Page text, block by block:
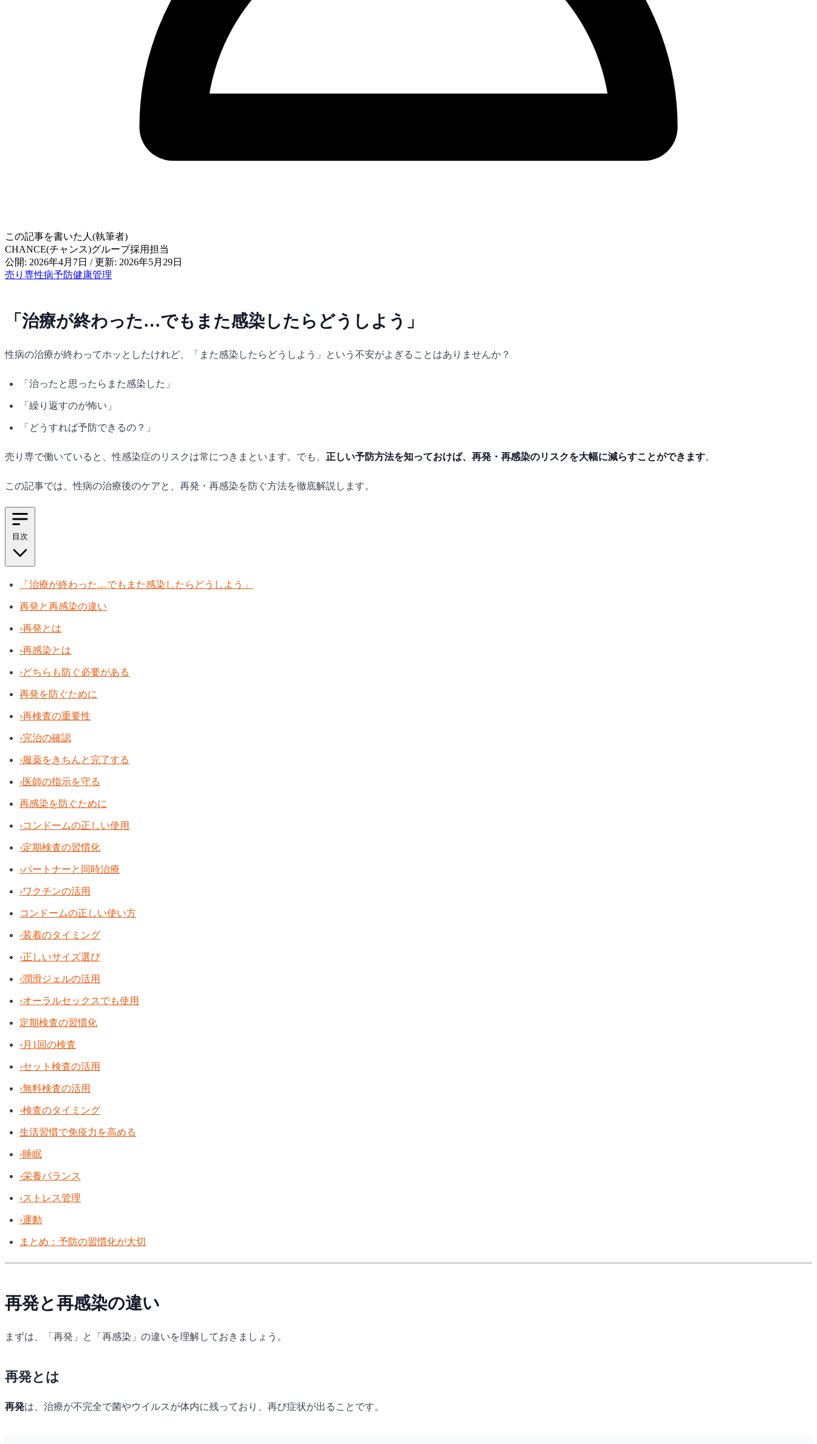
この記事を書いた人(執筆者)
CHANCE(チャンス)グループ採用担当
公開: 2026年4月7日 / 更新: 2026年5月29日
売り専性病予防健康管理
「治療が終わった…でもまた感染したらどうしよう」
性病の治療が終わってホッとしたけれど、「また感染したらどうしよう」という不安がよぎることはありませんか？
「治ったと思ったらまた感染した」
「繰り返すのが怖い」
「どうすれば予防できるの？」
売り専で働いていると、性感染症のリスクは常につきまといます。でも、 正しい予防方法を知っておけば、再発・再感染のリスクを大幅に減らすことができます。
この記事では、性病の治療後のケアと、再発・再感染を防ぐ方法を徹底解説します。
目次
「治療が終わった…でもまた感染したらどうしよう」
再発と再感染の違い
›再発とは
›再感染とは
›どちらも防ぐ必要がある
再発を防ぐために
›再検査の重要性
›完治の確認
›服薬をきちんと完了する
›医師の指示を守る
再感染を防ぐために
›コンドームの正しい使用
›定期検査の習慣化
›パートナーと同時治療
›ワクチンの活用
コンドームの正しい使い方
›装着のタイミング
›正しいサイズ選び
›潤滑ジェルの活用
›オーラルセックスでも使用
定期検査の習慣化
›月1回の検査
›セット検査の活用
›無料検査の活用
›検査のタイミング
生活習慣で免疫力を高める
›睡眠
›栄養バランス
›ストレス管理
›運動
まとめ：予防の習慣化が大切
再発と再感染の違い
まずは、「再発」と「再感染」の違いを理解しておきましょう。
再発とは
再発は、治療が不完全で菌やウイルスが体内に残っており、再び症状が出ることです。